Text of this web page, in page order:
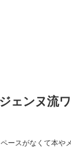
ェンヌ流
ースがなくて本や